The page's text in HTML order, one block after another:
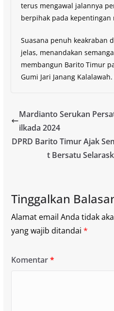
terus mengawal jalannya
berpihak pada kepentingan
Suasana penuh keakraban
jelas, menandakan
membangun Barito Timur
Gumi Jari Janang
Mardianto Serukan
ilkada 2024
DPRD Barito Timur Ajak
t Bersatu
Tinggalkan
Alamat email Anda tidak
yang wajib ditandai *
Komentar*